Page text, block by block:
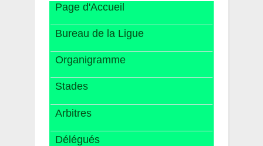
Page d'Accueil
Bureau de la Ligue
Organigramme
Stades
Arbitres
Délégués